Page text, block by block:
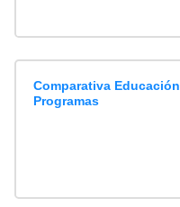
Comparativa Educación
Programas